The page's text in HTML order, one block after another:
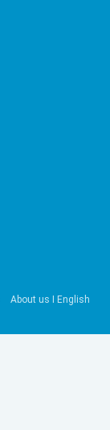
About us ǀ English